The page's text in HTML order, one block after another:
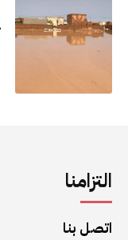
التزامنا
اتصل بنا